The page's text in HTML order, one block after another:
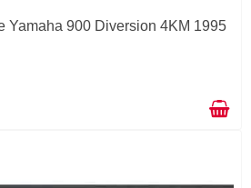
Yamaha 900 Diversion 4KM 1995